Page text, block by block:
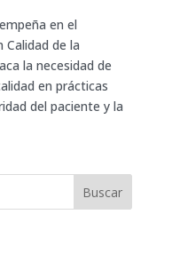
en el
de la
la necesidad de
en prácticas
del paciente y la
Buscar